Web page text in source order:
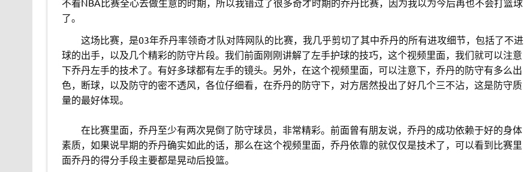
了。
这场比赛，是03年乔丹率领奇才队对阵网队的比赛，我几乎剪切了其中乔丹的所有进攻细节，包括了不进
球的出手，以及几个精彩的防守片段。我们前面刚刚讲解了左手护球的技巧，这个视频里面，我们就可以注意
下乔丹左手的技术了。有好多球都有左手的镜头。另外，在这个视频里面，可以注意下，乔丹的防守有多么出
色，断球，以及防守的密不透风，各位仔细看，在乔丹的防守下，对方居然投出了好几个三不沾，这是防守质
量的最好体现。
在比赛里面，乔丹至少有两次晃倒了防守球员，非常精彩。前面曾有朋友说，乔丹的成功依赖于好的身体
素质，如果说早期的乔丹确实如此的话，那么在这个视频里面，乔丹依靠的就仅仅是技术了，可以看到比赛里
面乔丹的得分手段主要都是晃动后投篮。